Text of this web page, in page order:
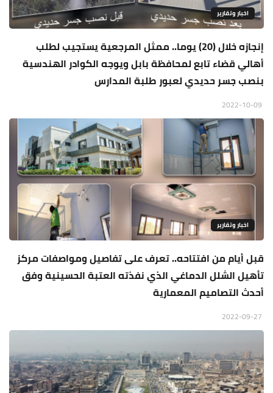
اخبار وتقارير
إنجازه خلال (20) يوما.. ممثل المرجعية يستجيب لطلب
أهالي قضاء تابع لمحافظة بابل ويوجه الكوادر الهندسية
بنصب جسر حديدي لعبور طلبة المدارس
اخبار وتقارير
قبل أيام من افتتاحه.. تعرف على تفاصيل ومواصفات مركز
تأهيل الشلل الدماغي الذي نفذته العتبة الحسينية وفق
أحدث التصاميم المعمارية